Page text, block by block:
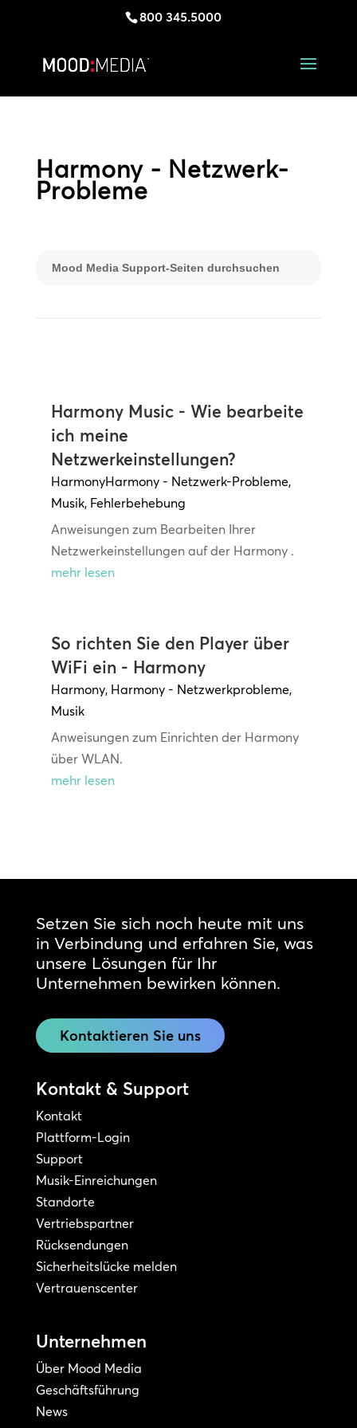
800 345.5000
Harmony - Netzwerk-
Probleme
Harmony Music - Wie bearbeite
ich meine
Netzwerkeinstellungen?
HarmonyHarmony - Netzwerk-Probleme,
Musik, Fehlerbehebung
Anweisungen zum Bearbeiten Ihrer
Netzwerkeinstellungen auf der Harmony .
mehr lesen
So richten Sie den Player über
WiFi ein - Harmony
Harmony, Harmony - Netzwerkprobleme,
Musik
Anweisungen zum Einrichten der Harmony
über WLAN.
mehr lesen
Setzen Sie sich noch heute mit uns
in Verbindung und erfahren Sie, was
unsere Lösungen für Ihr
Unternehmen bewirken können.
Kontaktieren Sie uns
Kontakt & Support
Kontakt
Plattform-Login
Support
Musik-Einreichungen
Standorte
Vertriebspartner
Rücksendungen
Sicherheitslücke melden
Vertrauenscenter
Unternehmen
Über Mood Media
Geschäftsführung
News